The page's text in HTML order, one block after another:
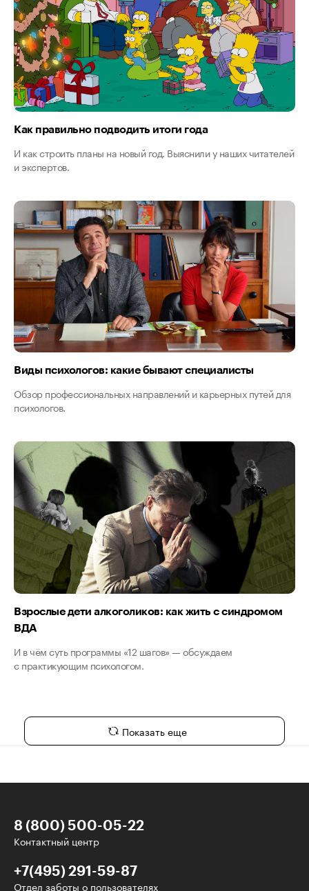
Как правильно подводить итоги года
И как строить планы на новый год. Выяснили у наших читателей
и экспертов.
Виды психологов: какие бывают специалисты
Обзор профессиональных направлений и карьерных путей для
психологов.
Взрослые дети алкоголиков: как жить с синдромом
ВДА
И в чём суть программы «12 шагов» — обсуждаем
с практикующим психологом.
Показать еще
8 (800) 500-05-22
Контактный центр
+7(495) 291-59-87
Отдел заботы о пользователях